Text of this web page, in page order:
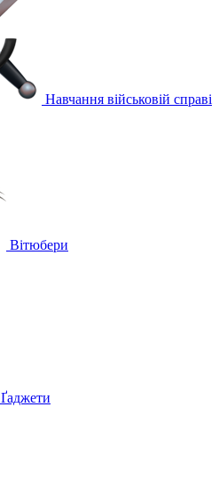
Навчання військовій справі
Вітюбери
Ґаджети